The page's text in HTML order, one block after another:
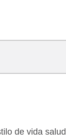
de vida